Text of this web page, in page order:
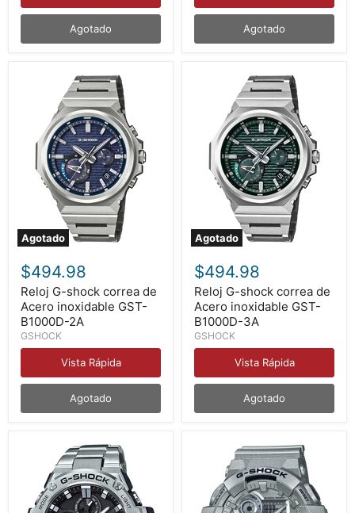
Agotado Agotado
Agotado
G-
shock
correa
de
Acero
inoxidable
GST-
B1000D-
$494.98
Reloj G-shock correa de
Acero inoxidable GST-
B1000D-2A
GSHOCK
Vista Rápida
Agotado
Agotado
G-
shock
correa
de
Acero
inoxidable
GST-
B1000D-
$494.98
Reloj G-shock correa de
Acero inoxidable GST-
B1000D-3A
GSHOCK
Vista Rápida
Agotado